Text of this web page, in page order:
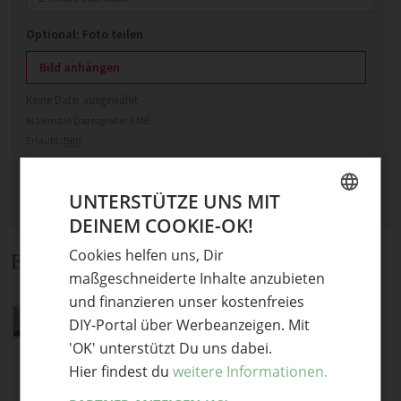
Optional: Foto teilen
Bild anhängen
Ein Kommentar
HANDMADE Kultur · 9. Januar 2014 um 09:52
Antworten
UNTERSTÜTZE UNS MIT
DEINEM COOKIE-OK!
Cookies helfen uns, Dir
maßgeschneiderte Inhalte anzubieten
und finanzieren unser kostenfreies
DIY-Portal über Werbeanzeigen. Mit
'OK' unterstützt Du uns dabei.
Hier findest du weitere Informationen.